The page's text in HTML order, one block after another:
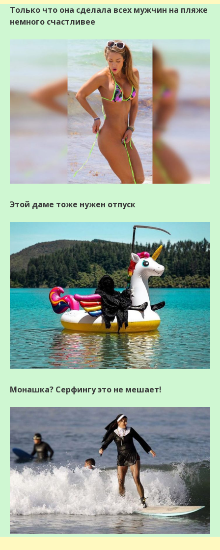
Только что она сделала всех мужчин на пляже
немного счастливее
Этой даме тоже нужен отпуск
Монашка? Серфингу это не мешает!